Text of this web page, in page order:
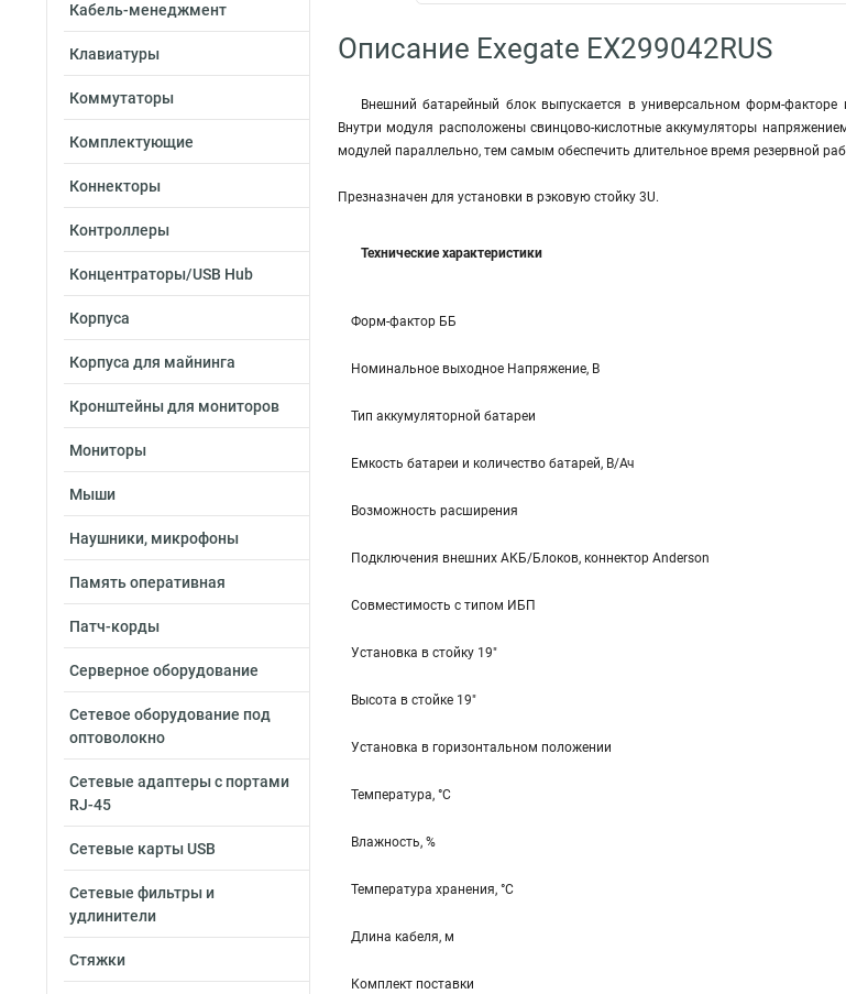
Кабель-менеджмент
Клавиатуры
Коммутаторы
Комплектующие
Коннекторы
Контроллеры
Концентраторы/USB Hub
Корпуса
Корпуса для майнинга
Кронштейны для мониторов
Мониторы
Мыши
Наушники, микрофоны
Память оперативная
Патч-корды
Серверное оборудование
Сетевое оборудование под
оптоволокно
Сетевые адаптеры с портами
RJ-45
Сетевые карты USB
Сетевые фильтры и
удлинители
Стяжки
Описание Exegate EX299042RUS
Внешний батарейный блок выпускается в универсальном форм-
Внутри модуля расположены свинцово-кислотные аккумуляторы
модулей параллельно, тем самым обеспечить длительное время резервной
Презназначен для установки в рэковую стойку 3U.
Технические характеристики
Форм-фактор ББ
Номинальное выходное Напряжение, В
Тип аккумуляторной батареи
Емкость батареи и количество батарей, В/Ач
Возможность расширения
Подключения внешних АКБ/Блоков, коннектор Anderson
Совместимость с типом ИБП
Установка в стойку 19"
Высота в стойке 19"
Установка в горизонтальном положении
Температура, °С
Влажность, %
Температура хранения, °C
Длина кабеля, м
Комплект поставки